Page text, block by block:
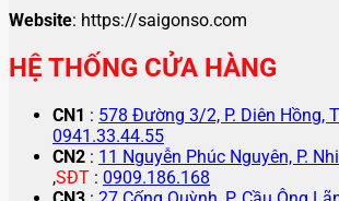
Website: https://saigonso.com
HỆ THỐNG CỬA HÀNG
CN1 : 578 Đường 3/2, P. Diên Hồng,
0941.33.44.55
CN2 : 11 Nguyễn Phúc Nguyên, P.
,SĐT : 0909.186.168